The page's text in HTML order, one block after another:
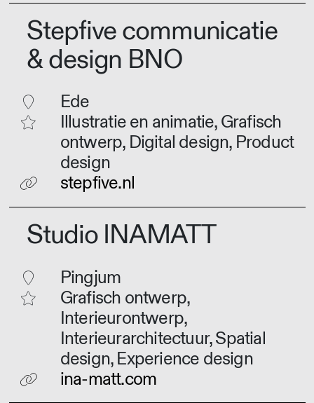
Stepfive communicatie
& design BNO
Ede
Illustratie en animatie, Grafisch
ontwerp, Digital design, Product
design
stepfive.nl
Studio INAMATT
Pingjum
Grafisch ontwerp,
Interieurontwerp,
Interieurarchitectuur, Spatial
design, Experience design
ina-matt.com